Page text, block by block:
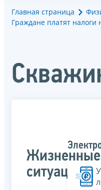
Главная страница
Граждане платят налоги
Жизненные
ситуации